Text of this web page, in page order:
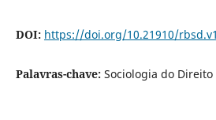
DOI: https://doi.org/10.21910/
Palavras-chave: Sociologia do Direito